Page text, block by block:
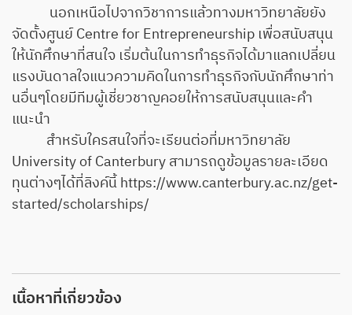
นอกเหนือไปจากวิชาการแล้วทางมหาวิทยาลัยยัง
จัดตั้งศูนย์ Centre for Entrepreneurship เพื่อสนับสนุน
ให้นักศึกษาที่สนใจ เริ่มต้นในการทำธุรกิจได้มาแลกเปลี่ยน
แรงบันดาลใจแนวความคิดในการทำธุรกิจกับนักศึกษาท่า
นอื่นๆโดยมีทีมผู้เชี่ยวชาญคอยให้การสนับสนุนและคำ
แนะนำ
สำหรับใครสนใจที่จะเรียนต่อที่มหาวิทยาลัย
University of Canterbury สามารถดูข้อมูลรายละเอียด
ทุนต่างๆได้ที่ลิงค์นี้https://www.canterbury.ac.nz/get-
started/scholarships/
เนื้อหาที่เกี่ยวข้อง